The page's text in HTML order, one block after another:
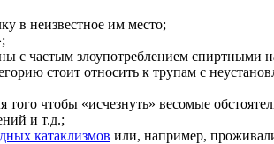
в неизвестное им место;
с частым злоупотреблением спиртными
стоит относить к трупам с
чтобы «исчезнуть» весомые
и т.д.;
катаклизмов или, например,